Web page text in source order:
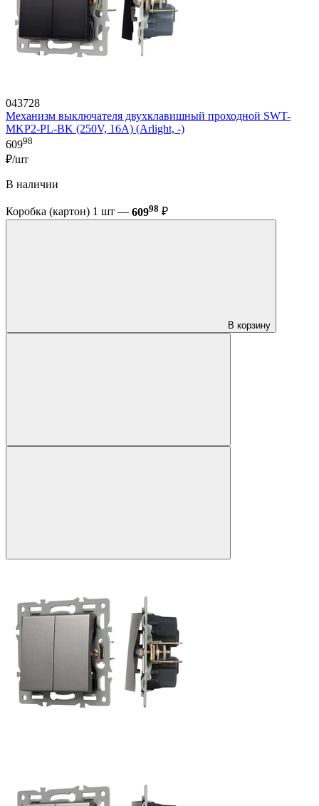
043728
Механизм выключателя двухклавишный проходной SWT-
MKP2-PL-BK (250V, 16A) (Arlight, -)
60998
₽/шт
В наличии
Коробка (картон) 1 шт — 60998 ₽
В корзину